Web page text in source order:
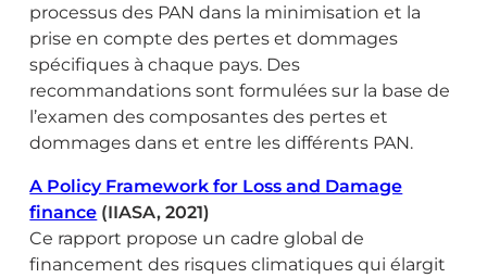
processus des PAN dans la minimisation et la
prise en compte des pertes et dommages
spécifiques à chaque pays. Des
recommandations sont formulées sur la base de
l’examen des composantes des pertes et
dommages dans et entre les différents PAN.
A Policy Framework for Loss and Damage
finance (IIASA, 2021)
Ce rapport propose un cadre global de
financement des risques climatiques qui élargit